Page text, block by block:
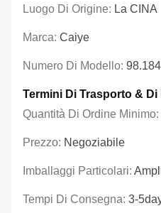
Luogo Di Origine: La CINA
Marca: Caiye
Numero Di Modello:
Termini Di Trasporto & Di
Quantità Di Ordine Minimo:
Prezzo: Negoziabile
Imballaggi Particolari:
Tempi Di Consegna: 3-